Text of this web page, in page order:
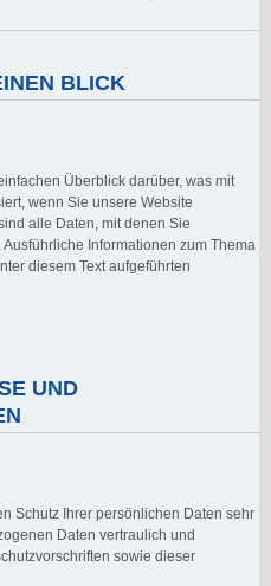
BLICK
Überblick darüber, was mit
wenn Sie unsere Website
alle Daten, mit denen Sie
Informationen zum Thema
diesem Text aufgeführten
UND
Schutz Ihrer persönlichen Daten sehr
Daten vertraulich und
sowie dieser